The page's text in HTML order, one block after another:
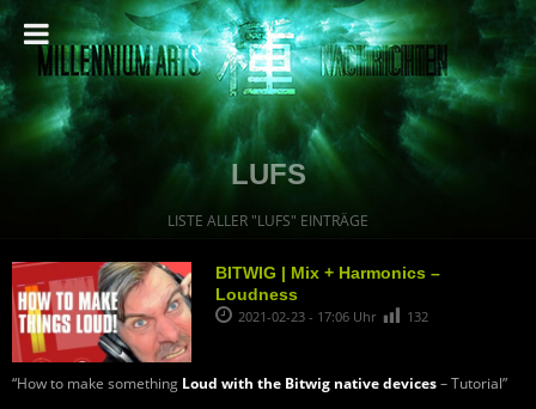
LUFS
LISTE ALLER "LUFS" EINTRÄGE
BITWIG | Mix + Harmonics –
Loudness
2021-02-23 - 17:06 Uhr 132
“How to make something Loud with the Bitwig native devices– Tutorial”